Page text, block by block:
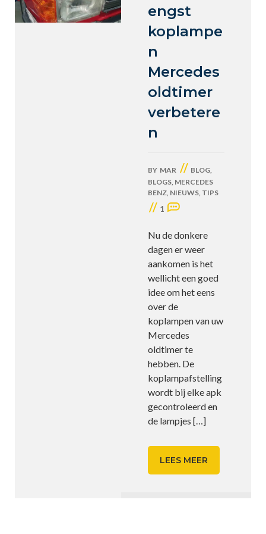
engst
koplampe
n
Mercedes
oldtimer
verbetere
n
BY MAR // BLOG,
BLOGS, MERCEDES
BENZ, NIEUWS, TIPS
// 1
Nu de donkere
dagen er weer
aankomen is het
wellicht een goed
idee om het eens
over de
koplampen van uw
Mercedes
oldtimer te
hebben. De
koplampafstelling
wordt bij elke apk
gecontroleerd en
de lampjes[…]
LEES MEER